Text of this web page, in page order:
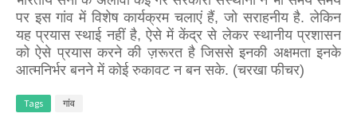
पर इस गांव में विशेष कार्यक्रम चलाएं हैं, जो सराहनीय है. लेकिन
यह प्रयास स्थाई नहीं है, ऐसे में केंद्र से लेकर स्थानीय प्रशासन
को ऐसे प्रयास करने की ज़रूरत है जिससे इनकी अक्षमता इनके
आत्मनिर्भर बनने में कोई रुकावट न बन सके. (चरखा फीचर)
Tags गांव